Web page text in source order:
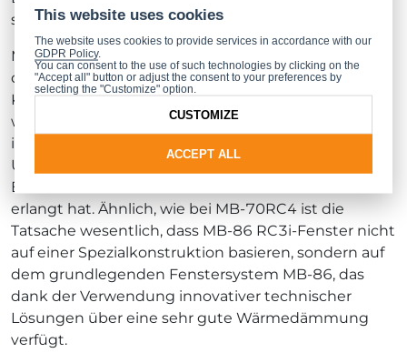
sie manuell von innen aufzubrechen.
MB-86 RC3i-Fenster sind eine weitere Lösung, die
die Bandbreite der einbruchsicheren
Konstruktionen von ALUPROF bereichern. Ein
weiteres interessantes Angebot in diesem Bereich
ist ein Fenster auf Basis des Systems MB-70, das die
Untersuchungen positiv überstanden und die
Einbruchschutzklasse RC4 nach der Norm EN 1627
erlangt hat. Ähnlich, wie bei MB-70RC4 ist die
Tatsache wesentlich, dass MB-86 RC3i-Fenster nicht
auf einer Spezialkonstruktion basieren, sondern auf
dem grundlegenden Fenstersystem MB-86, das
dank der Verwendung innovativer technischer
Lösungen über eine sehr gute Wärmedämmung
verfügt.
This website uses cookies
The website uses cookies to provide services in accordance with our
GDPR Policy.
You can consent to the use of such technologies by clicking on the
"Accept all" button or adjust the consent to your preferences by
selecting the "Customize" option.
ACCEPT ALL
CUSTOMIZE